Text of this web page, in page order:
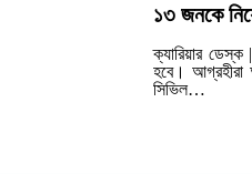
১৩ জনকে
ক্যারিয়ার ডেস্ক
হবে। আগ্রহীরা
সিভিল…